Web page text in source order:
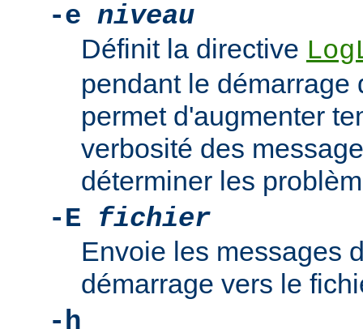
-e niveau
Définit la directive
pendant le démarrage
permet d'augmenter
verbosité des
déterminer les
-E fichier
Envoie les messages
démarrage vers le
-h